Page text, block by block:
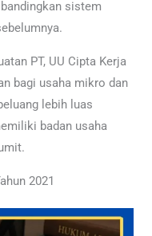
sistem
PT, UU Cipta Kerja
bagi usaha mikro dan
lebih luas
badan usaha
2021